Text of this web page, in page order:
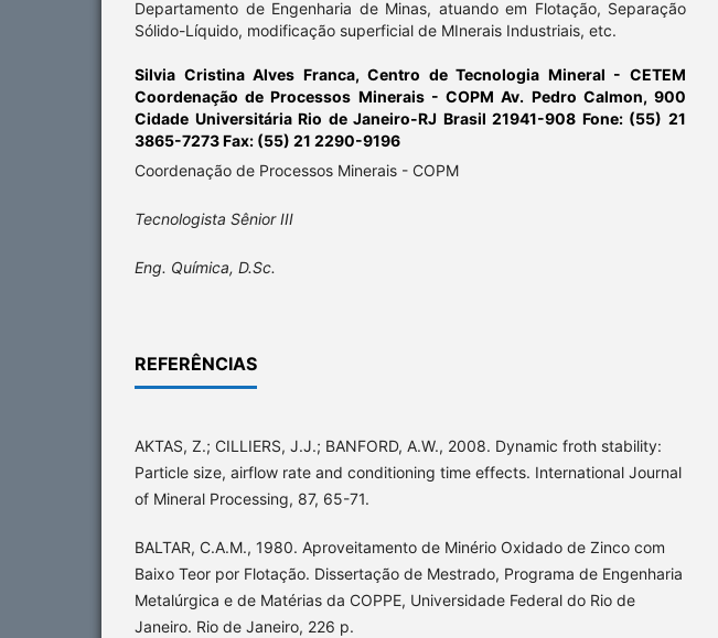
Departamento de Engenharia de Minas, atuando em Flotação, Separação
Sólido-Líquido, modificação superficial de MInerais Industriais, etc.
Silvia Cristina Alves Franca,Centro de Tecnologia Mineral - CETEM
Coordenação de Processos Minerais - COPM Av. Pedro Calmon, 900
Cidade Universitária Rio de Janeiro-RJ Brasil 21941-908 Fone: (55) 21
3865-7273 Fax: (55) 21 2290-9196
Coordenação de Processos Minerais - COPM
Tecnologista Sênior III
Eng. Química, D.Sc.
REFERÊNCIAS
AKTAS, Z.; CILLIERS, J.J.; BANFORD, A.W., 2008. Dynamic froth stability:
Particle size, airflow rate and conditioning time effects. International Journal
of Mineral Processing, 87, 65-71.
BALTAR, C.A.M., 1980. Aproveitamento de Minério Oxidado de Zinco com
Baixo Teor por Flotação. Dissertação de Mestrado, Programa de Engenharia
Metalúrgica e de Matérias da COPPE, Universidade Federal do Rio de
Janeiro. Rio de Janeiro, 226 p.